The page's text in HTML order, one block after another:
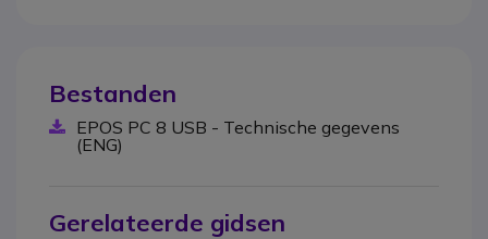
Bestanden
EPOS PC 8 USB - Technische gegevens
(ENG)
Gerelateerde gidsen